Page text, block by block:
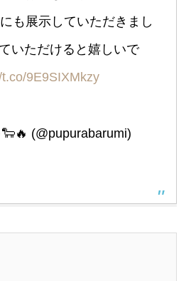
も展示していただきまし
いただけると嬉しいで
9E9SIXMkzy
(@pupurabarumi)